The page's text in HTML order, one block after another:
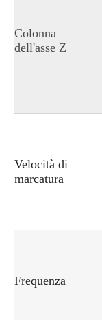
Colonna
dell'asse Z
Velocità di
marcatura
Frequenza